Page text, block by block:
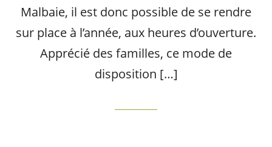
Malbaie, il est donc possible de se rendre
sur place à l’année, aux heures d’ouverture.
Apprécié des familles, ce mode de
disposition […]